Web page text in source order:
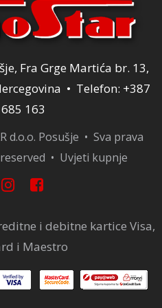
Fra Grge Martića br. 13,
• Telefon: +387
163
d.o.o. Posušje • Sva prava
• Uvjeti kupnje
i debitne kartice Visa,
i Maestro